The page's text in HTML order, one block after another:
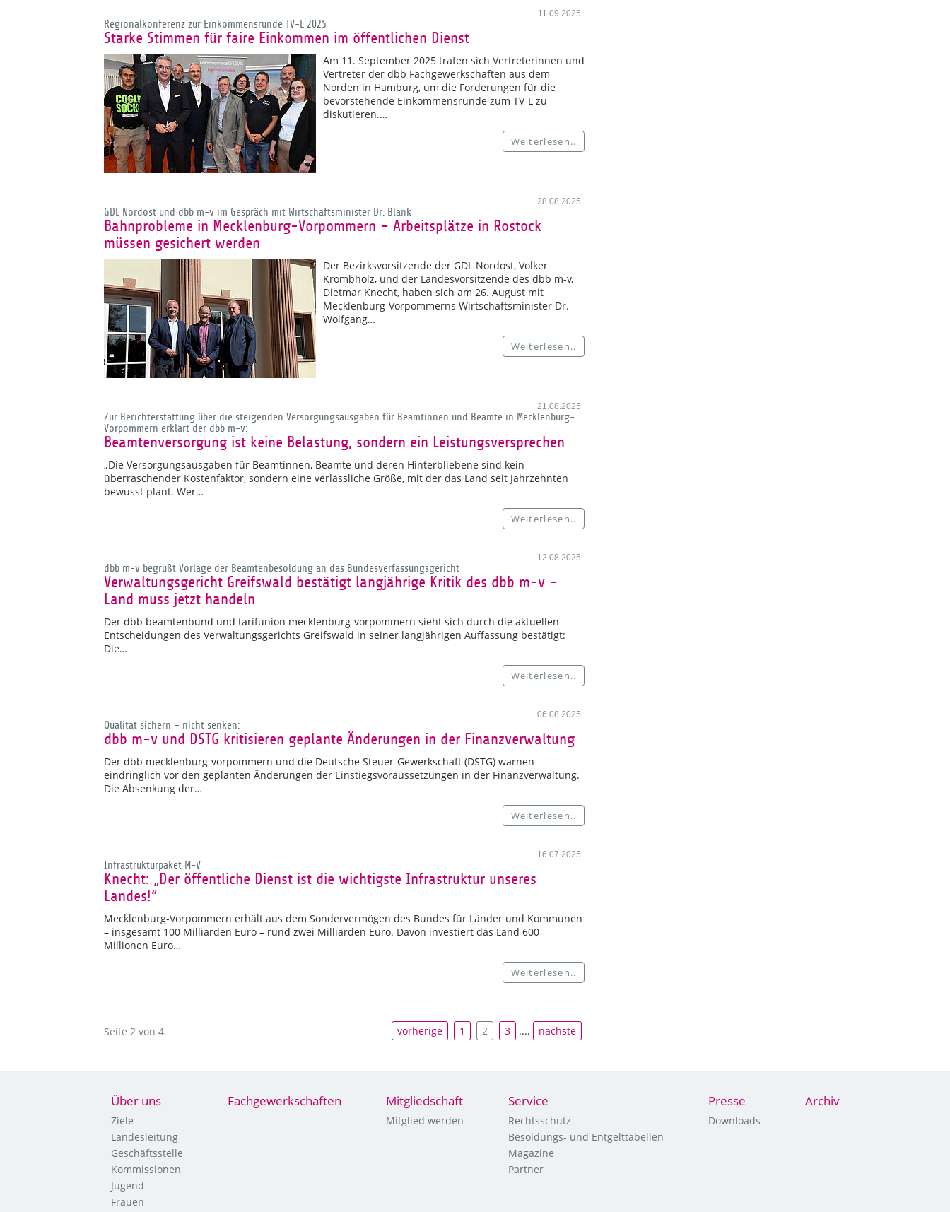
11.09.2025
Regionalkonferenz zur Einkommensrunde TV-L 2025
Starke Stimmen für faire Einkommen im öffentlichen Dienst
Am 11. September 2025 trafen sich Vertreterinnen und
Vertreter der dbb Fachgewerkschaften aus dem
Norden in Hamburg, um die Forderungen für die
bevorstehende Einkommensrunde zum TV-L zu
diskutieren.…
Weiterlesen..
28.08.2025
GDL Nordost und dbb m-v im Gespräch mit Wirtschaftsminister Dr. Blank
Bahnprobleme in Mecklenburg-Vorpommern – Arbeitsplätze in Rostock
müssen gesichert werden
Der Bezirksvorsitzende der GDL Nordost, Volker
Krombholz, und der Landesvorsitzende des dbb m-v,
Dietmar Knecht, haben sich am 26. August mit
Mecklenburg-Vorpommerns Wirtschaftsminister Dr.
Wolfgang…
Weiterlesen..
21.08.2025
Zur Berichterstattung über die steigenden Versorgungsausgaben für Beamtinnen und Beamte in Mecklenburg-
Vorpommern erklärt der dbb m-v:
Beamtenversorgung ist keine Belastung, sondern ein Leistungsversprechen
„Die Versorgungsausgaben für Beamtinnen, Beamte und deren Hinterbliebene sind kein
überraschender Kostenfaktor, sondern eine verlässliche Größe, mit der das Land seit Jahrzehnten
bewusst plant. Wer…
Weiterlesen..
12.08.2025
dbb m-v begrüßt Vorlage der Beamtenbesoldung an das Bundesverfassungsgericht
Verwaltungsgericht Greifswald bestätigt langjährige Kritik des dbb m-v –
Land muss jetzt handeln
Der dbb beamtenbund und tarifunion mecklenburg-vorpommern sieht sich durch die aktuellen
Entscheidungen des Verwaltungsgerichts Greifswald in seiner langjährigen Auffassung bestätigt:
Die…
Weiterlesen..
06.08.2025
Qualität sichern – nicht senken:
dbb m-v und DSTG kritisieren geplante Änderungen in der Finanzverwaltung
Der dbb mecklenburg-vorpommern und die Deutsche Steuer-Gewerkschaft (DSTG) warnen
eindringlich vor den geplanten Änderungen der Einstiegsvoraussetzungen in der Finanzverwaltung.
Die Absenkung der…
Weiterlesen..
16.07.2025
Infrastrukturpaket M-V
Knecht: „Der öffentliche Dienst ist die wichtigste Infrastruktur unseres
Landes!“
Mecklenburg-Vorpommern erhält aus dem Sondervermögen des Bundes für Länder und Kommunen
– insgesamt 100 Milliarden Euro – rund zwei Milliarden Euro. Davon investiert das Land 600
Millionen Euro…
Weiterlesen..
Seite 2 von 4. vorherige 1 2 3 .... nächste
Über uns
Ziele
Landesleitung
Geschäftsstelle
Kommissionen
Jugend
Frauen
Fachgewerkschaften Mitgliedschaft
Mitglied werden
Service
Rechtsschutz
Besoldungs- und Entgelttabellen
Magazine
Partner
Presse
Downloads
Archiv